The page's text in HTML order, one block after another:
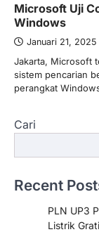
Microsoft Uji
Windows
Januari 21, 2025
Jakarta, Microsoft
sistem pencarian
perangkat
Cari
Recent
PLN UP3
Listrik